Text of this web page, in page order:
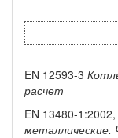
EN 12593-3
расчет
EN 13480-1:2002,
металлические.